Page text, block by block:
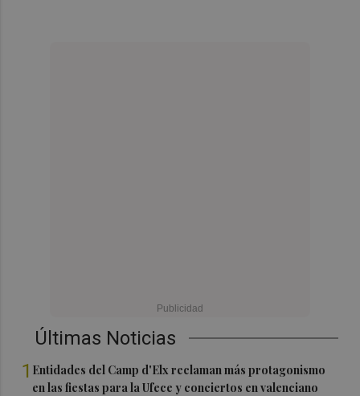
Últimas Noticias
1 Entidades del Camp d'Elx reclaman más protagonismo
en las fiestas para la Ufece y conciertos en valenciano